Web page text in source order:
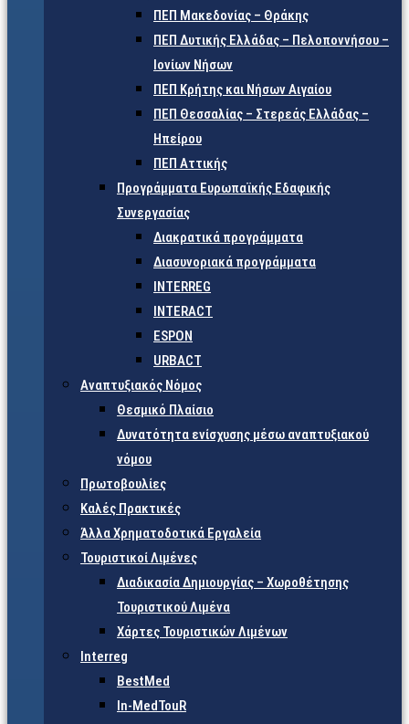
ΠΕΠ Μακεδονίας – Θράκης
ΠΕΠ Δυτικής Ελλάδας – Πελοποννήσου –
Ιονίων Νήσων
ΠΕΠ Κρήτης και Νήσων Αιγαίου
ΠΕΠ Θεσσαλίας – Στερεάς Ελλάδας –
Ηπείρου
ΠΕΠ Αττικής
Προγράμματα Ευρωπαϊκής Εδαφικής
Συνεργασίας
Διακρατικά προγράμματα
Διασυνοριακά προγράμματα
INTERREG
INTERACT
ESPON
URBACT
Αναπτυξιακός Νόμος
Θεσμικό Πλαίσιο
Δυνατότητα ενίσχυσης μέσω αναπτυξιακού
νόμου
Πρωτοβουλίες
Καλές Πρακτικές
Άλλα Χρηματοδοτικά Εργαλεία
Τουριστικοί Λιμένες
Διαδικασία Δημιουργίας – Χωροθέτησης
Τουριστικού Λιμένα
Χάρτες Τουριστικών Λιμένων
Interreg
BestMed
In-MedTouR